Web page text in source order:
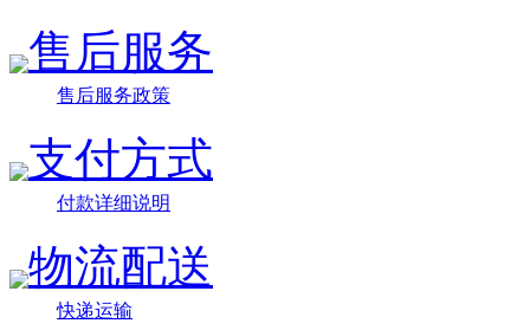
售后服务
售后服务政策
支付方式
付款详细说明
物流配送
快递运输